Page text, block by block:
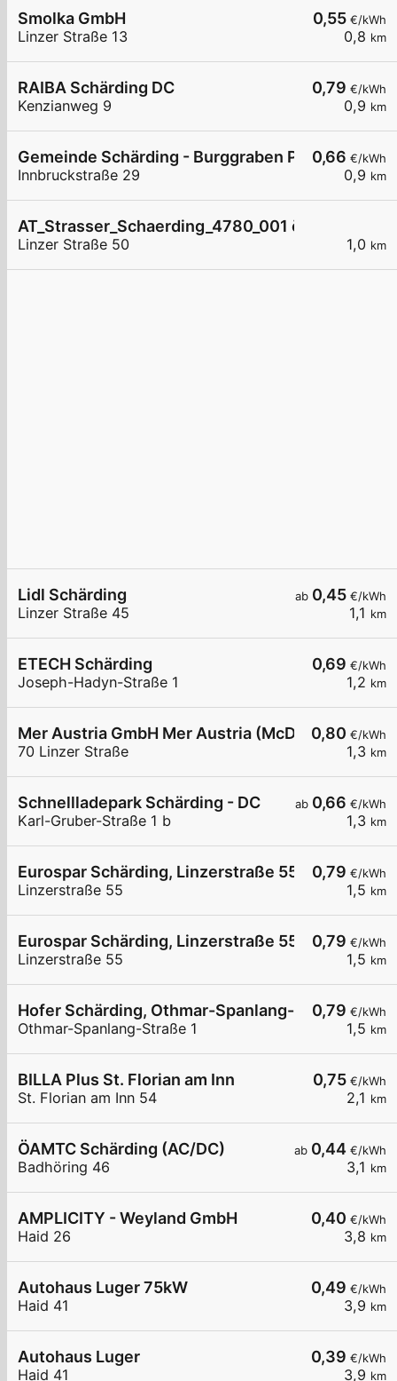
0,55 €/kWh
0,8 km
Smolka GmbH
Linzer Straße 13
0,79 €/kWh
0,9 km
RAIBA Schärding DC
Kenzianweg 9
0,66 €/kWh
0,9 km
Gemeinde Schärding - Burggraben Parkplatz
Innbruckstraße 29
1,0 km
AT_Strasser_Schaerding_4780_001 öffentlich
Linzer Straße 50
ab 0,45 €/kWh
1,1 km
Lidl Schärding
Linzer Straße 45
0,69 €/kWh
1,2 km
ETECH Schärding
Joseph-Hadyn-Straße 1
0,80 €/kWh
1,3 km
Mer Austria GmbH Mer Austria (McD) -
70 Linzer Straße
ab 0,66 €/kWh
1,3 km
Schnellladepark Schärding - DC
Karl-Gruber-Straße 1 b
0,79 €/kWh
1,5 km
Eurospar Schärding, Linzerstraße 55 01
Linzerstraße 55
0,79 €/kWh
1,5 km
Eurospar Schärding, Linzerstraße 55 02
Linzerstraße 55
0,79 €/kWh
1,5 km
Hofer Schärding, Othmar-Spanlang-Straße 1, 01
Othmar-Spanlang-Straße 1
0,75 €/kWh
2,1 km
BILLA Plus St. Florian am Inn
St. Florian am Inn 54
ab 0,44 €/kWh
3,1 km
ÖAMTC Schärding (AC/DC)
Badhöring 46
0,40 €/kWh
3,8 km
AMPLICITY - Weyland GmbH
Haid 26
0,49 €/kWh
3,9 km
Autohaus Luger 75kW
Haid 41
0,39 €/kWh
3,9 km
Autohaus Luger
Haid 41